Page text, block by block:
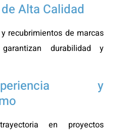
Alta Calidad
recubrimientos de marcas
durabilidad y
y
en proyectos